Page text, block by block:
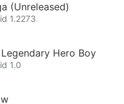
(Unreleased)
1.2273
Hero Boy
1.0